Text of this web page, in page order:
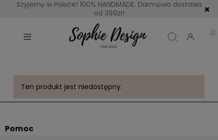
Szyjemy w Polsce! 100% HANDMADE. Darmowa dostawa
od 399zł!
Ten produkt jest niedostępny.
Pomoc